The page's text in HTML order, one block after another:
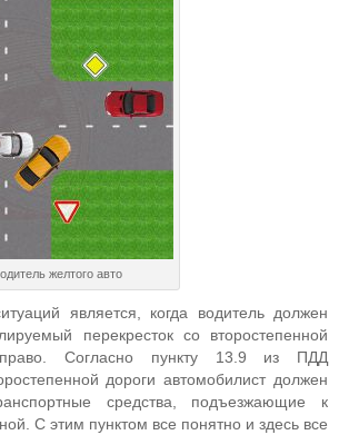
желтого авто
является, когда водитель должен
перекресток со второстепенной
Согласно пункту 13.9 из ПДД
дороги автомобилист должен
средства, подъезжающие к
С этим пунктом все понятно и здесь все